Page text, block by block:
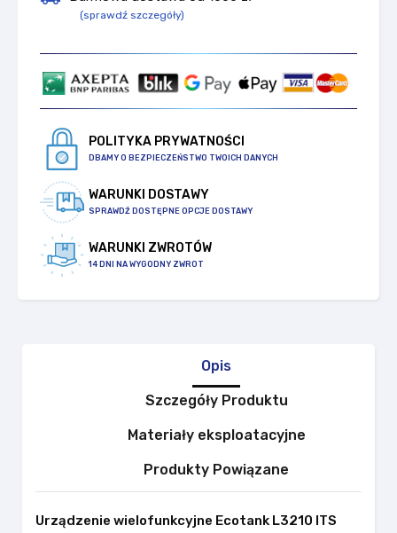
(sprawdź szczegóły)
POLITYKA PRYWATNOŚCI
DBAMY O BEZPIECZEŃSTWO TWOICH DANYCH
WARUNKI DOSTAWY
SPRAWDŹ DOSTĘPNE OPCJE DOSTAWY
WARUNKI ZWROTÓW
14 DNI NA WYGODNY ZWROT
Opis
Szczegóły Produktu
Materiały eksploatacyjne
Produkty Powiązane
Urządzenie wielofunkcyjne Ecotank L3210 ITS